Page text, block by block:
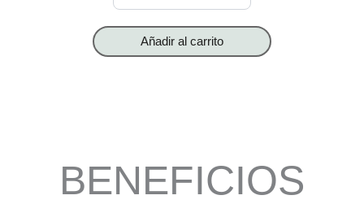
Añadir al carrito
BENEFICIOS